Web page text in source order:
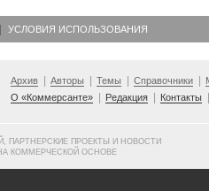
УСЛОВИЯ ИСПОЛЬЗОВАНИЯ
Архив Авторы Темы Справочники
О «Коммерсанте»
Редакция Контакты
ПАРТНЕРСКИЕ ПРОЕКТЫ И НОВОСТИ
КОММЕРЧЕСКОЙ ОСНОВЕ